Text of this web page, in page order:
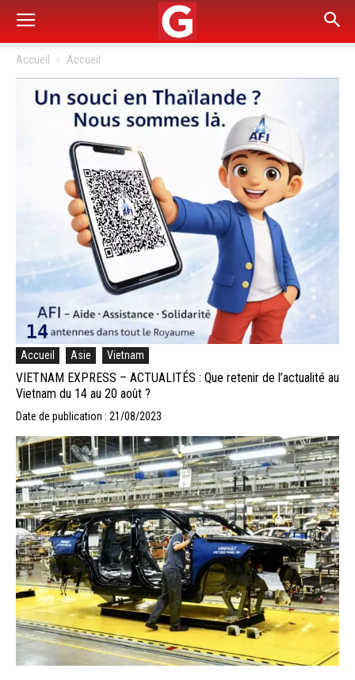
Accueil Accueil
Accueil Asie Vietnam
VIETNAM EXPRESS – ACTUALITÉS : Que retenir de l’actualité au
Vietnam du 14 au 20 août ?
Date de publication : 21/08/2023